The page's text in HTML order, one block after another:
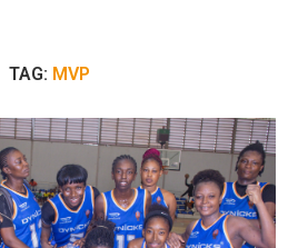
TAG: MVP